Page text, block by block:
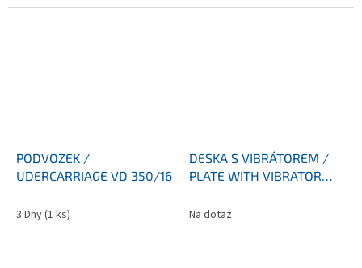
PODVOZEK /
UDERCARRIAGE VD 350/16
3 Dny(1 ks)
DESKA S VIBRÁTOREM /
PLATE WITH VIBRATOR
Na dotaz